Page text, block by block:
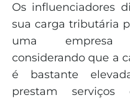
Os influenciadores
sua carga tributária
uma empresa
considerando que a
é bastante
prestam serviços